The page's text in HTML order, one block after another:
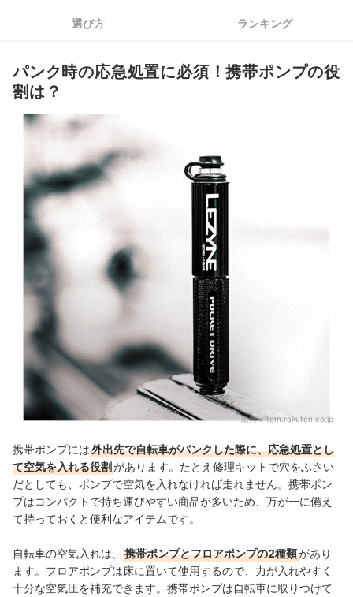
5 長さは、ダウンチューブの半分程度のものがおすすめ
6
盗まれてもダメージがないように、なるべく価格の安いものを
選ぼう
携帯ポンプ全42商品おすすめ人気ランキング
自転車への取りつけ方法は？
携帯ポンプの売れ筋ランキングもチェック！
選び方 ランキング
パンク時の応急処置に必須！携帯ポンプの役
割は？
出典：item.rakuten.co.jp
携帯ポンプには外出先で自転車がパンクした際に、応急処置とし
て空気を入れる役割があります。たとえ修理キットで穴をふさい
だとしても、ポンプで空気を入れなければ走れません。携帯ポン
プはコンパクトで持ち運びやすい商品が多いため、万が一に備え
て持っておくと便利なアイテムです。
自転車の空気入れは、 携帯ポンプとフロアポンプの2種類があり
ます。フロアポンプは床に置いて使用するので、力が入れやすく
十分な空気圧を補充できます。携帯ポンプは自転車に取りつけて